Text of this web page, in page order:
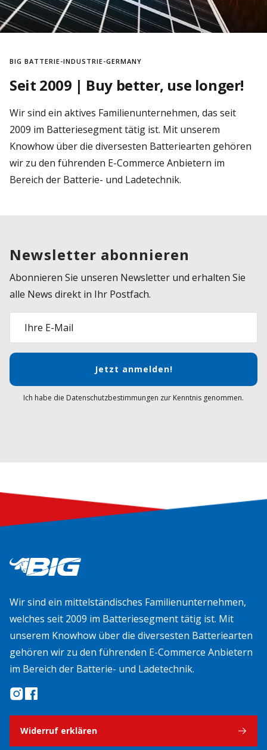
BIG BATTERIE-INDUSTRIE-GERMANY
Seit 2009 | Buy better, use longer!
Wir sind ein aktives Familienunternehmen, das seit
2009 im Batteriesegment tätig ist. Mit unserem
Knowhow über die diversesten Batteriearten gehören
wir zu den führenden E-Commerce Anbietern im
Bereich der Batterie- und Ladetechnik.
Newsletter abonnieren
Abonnieren Sie unseren Newsletter und erhalten Sie
alle News direkt in Ihr Postfach.
Ihre E-Mail
Jetzt anmelden!
Ich habe die Datenschutzbestimmungen zur Kenntnis genommen.
Wir sind ein mittelständisches Familienunternehmen,
welches seit 2009 im Batteriesegment tätig ist. Mit
unserem Knowhow über die diversesten Batteriearten
gehören wir zu den führenden E-Commerce Anbietern
im Bereich der Batterie- und Ladetechnik.
Widerruf erklären